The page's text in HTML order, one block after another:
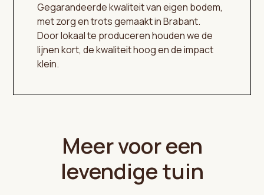
Gegarandeerde kwaliteit van eigen bodem,
met zorg en trots gemaakt in Brabant.
Door lokaal te produceren houden we de
lijnen kort, de kwaliteit hoog en de impact
klein.
Meer voor een
levendige tuin